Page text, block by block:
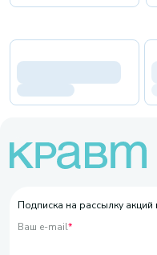
Подписка на рассылку акций
Ваш e-mail*